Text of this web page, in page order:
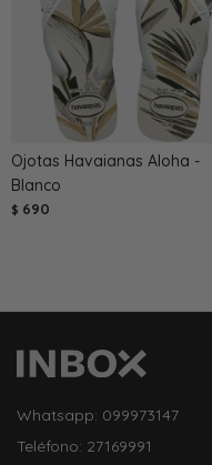
Ojotas Havaianas Aloha -
Blanco
$ 690
Whatsapp: 099973147
Teléfono: 27169991